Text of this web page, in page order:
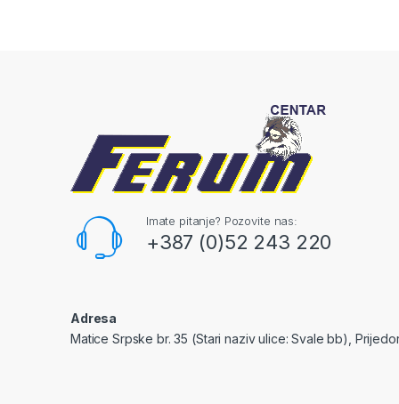
Imate pitanje? Pozovite nas:
+387 (0)52 243 220
Adresa
Matice Srpske br. 35 (Stari naziv ulice: Svale bb),